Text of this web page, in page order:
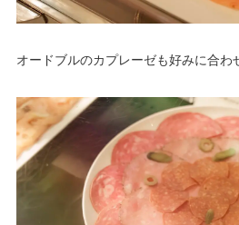
オードブルのカプレーゼも好みに合わ